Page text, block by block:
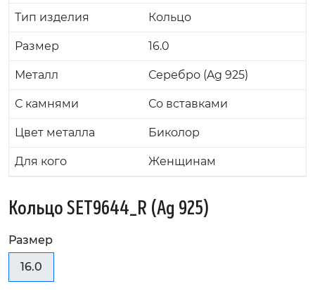
Тип изделия Кольцо
Размер 16.0
Металл Серебро (Ag 925)
С камнями Со вставками
Цвет металла Биколор
Для кого Женщинам
Кольцо SET9644_R (Ag 925)
Размер
16.0